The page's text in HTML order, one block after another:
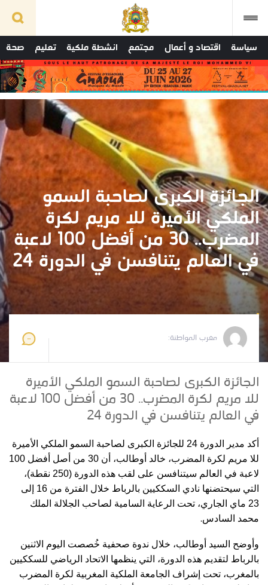
سياسة اقتصاد و أعمال مجتمع انشطة ملكية تعليم صحة
الجائزة الكبرى لصاحبة السمو
الملكي الأميرة للا مريم لكرة
المضرب.. 30 من أفضل 100 لاعبة
في العالم يتنافسن في الدورة 24
مغرب المواطنة:
الجائزة الكبرى لصاحبة السمو الملكي الأميرة
للا مريم لكرة المضرب.. 30 من أفضل 100 لاعبة
في العالم يتنافسن في الدورة 24
أكد مدير الدورة 24 للجائزة الكبرى لصاحبة السمو الملكي الأميرة
للا مريم لكرة المضرب، خالد أوطالب، أن 30 من أصل أفضل 100
لاعبة في العالم سيتنافسن على لقب هذه الدورة (250 نقطة)،
التي سيحتضنها نادي السككيين بالرباط خلال الفترة من 16 إلى
23 ماي الجاري، تحت الرعاية السامية لصاحب الجلالة الملك
محمد السادس.
وأوضح السيد أوطالب، خلال ندوة صحفية خُصصت اليوم الاثنين
بالرباط لتقديم هذه الدورة، التي ينظمها الاتحاد الرياضي للسككيين
بالمغرب، تحت إشراف الجامعة الملكية المغربية لكرة المضرب